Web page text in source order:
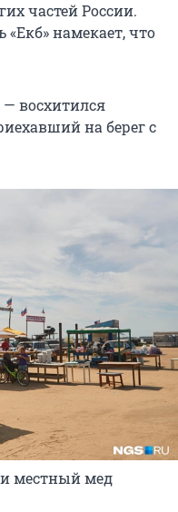
частей России.
намекает, что
— восхитился
на берег с
местный мед